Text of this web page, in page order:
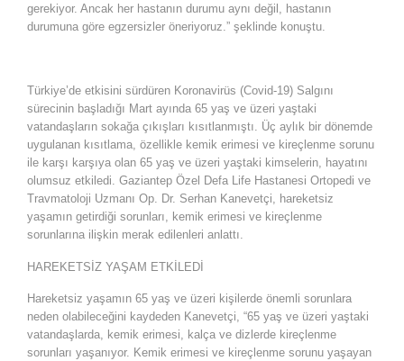
gerekiyor. Ancak her hastanın durumu aynı değil, hastanın
durumuna göre egzersizler öneriyoruz.” şeklinde konuştu.
Türkiye’de etkisini sürdüren Koronavirüs (Covid-19) Salgını
sürecinin başladığı Mart ayında 65 yaş ve üzeri yaştaki
vatandaşların sokağa çıkışları kısıtlanmıştı. Üç aylık bir dönemde
uygulanan kısıtlama, özellikle kemik erimesi ve kireçlenme sorunu
ile karşı karşıya olan 65 yaş ve üzeri yaştaki kimselerin, hayatını
olumsuz etkiledi. Gaziantep Özel Defa Life Hastanesi Ortopedi ve
Travmatoloji Uzmanı Op. Dr. Serhan Kanevetçi, hareketsiz
yaşamın getirdiği sorunları, kemik erimesi ve kireçlenme
sorunlarına ilişkin merak edilenleri anlattı.
HAREKETSİZ YAŞAM ETKİLEDİ
Hareketsiz yaşamın 65 yaş ve üzeri kişilerde önemli sorunlara
neden olabileceğini kaydeden Kanevetçi, “65 yaş ve üzeri yaştaki
vatandaşlarda, kemik erimesi, kalça ve dizlerde kireçlenme
sorunları yaşanıyor. Kemik erimesi ve kireçlenme sorunu yaşayan